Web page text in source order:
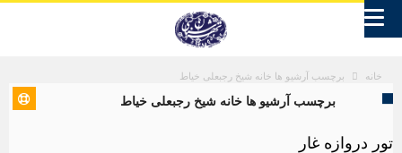
خانه برچسب آرشیو ها خانه شیخ رجبعلی خیاط
برچسب آرشیو ها خانه شیخ رجبعلی خیاط
تور دروازه غار